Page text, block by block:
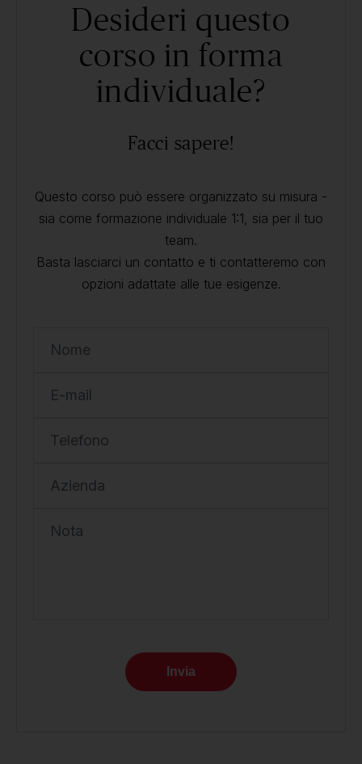
Desideri questo
corso in forma
individuale?
Facci sapere!
Questo corso può essere organizzato su misura -
sia come formazione individuale 1:1, sia per il tuo
team.
Basta lasciarci un contatto e ti contatteremo con
opzioni adattate alle tue esigenze.
Nome
E-mail
Telefono
Azienda
Nota
Invia